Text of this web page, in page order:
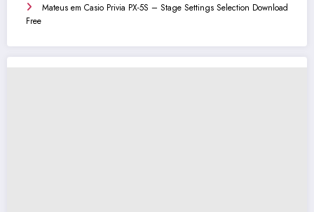
Mateus em Casio Privia PX-5S – Stage Settings Selection Download
Free